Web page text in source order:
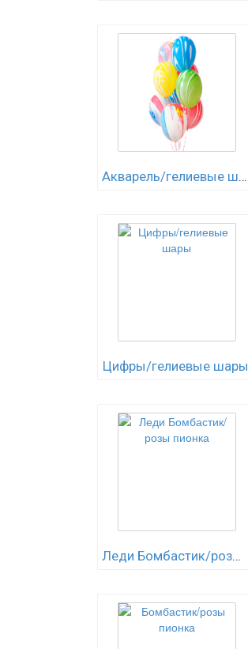
Акварель/гелиевые шары
Цифры/гелиевые шары
Леди Бомбастик/розы пионка